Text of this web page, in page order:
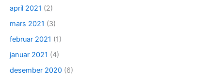
april 2021 (2)
mars 2021 (3)
februar 2021 (1)
januar 2021 (4)
desember 2020 (6)